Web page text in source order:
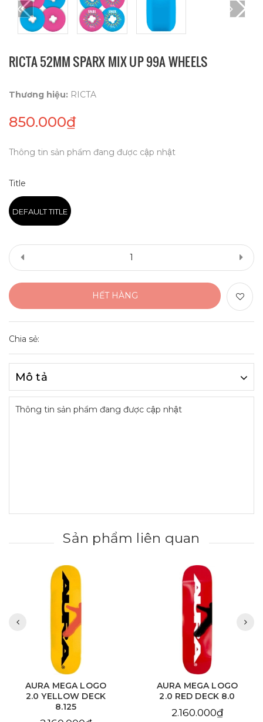
RICTA 52MM SPARX MIX UP 99A WHEELS
Thương hiệu: RICTA
850.000₫
Thông tin sản phẩm đang được cập nhật
Title
DEFAULT TITLE
HẾT HÀNG
Chia sẻ:
Mô tả
Thông tin sản phẩm đang được cập nhật
Sản phẩm liên quan
AURA MEGA LOGO
2.0 RED DECK 8.0
2.160.000₫
AURA CHAIN EYE
LOVE SKY BLUE DECK
8.125